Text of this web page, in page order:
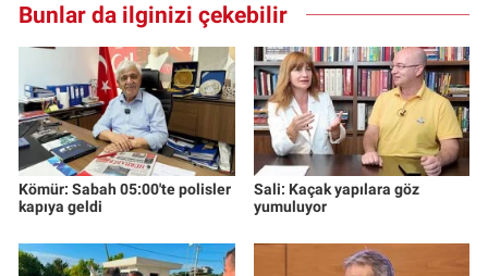
Bunlar da ilginizi çekebilir
Kömür: Sabah 05:00'te polisler
kapıya geldi
Sali: Kaçak yapılara göz
yumuluyor